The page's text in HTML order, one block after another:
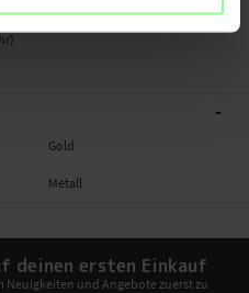
-
Gold
Metall
deinen ersten Einkauf
Neuigkeiten und Angebote zuerst zu